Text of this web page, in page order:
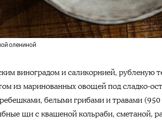
олениной
виноградом и саликорнией, рубленую
из маринованных овощей под сладко-
белыми грибами и травами (950
щи с квашеной кольраби, сметаной,